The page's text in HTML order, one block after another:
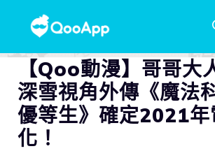
【Qoo動漫】哥哥大
深雪視角外傳《魔法
優等生》確定2021年
化！